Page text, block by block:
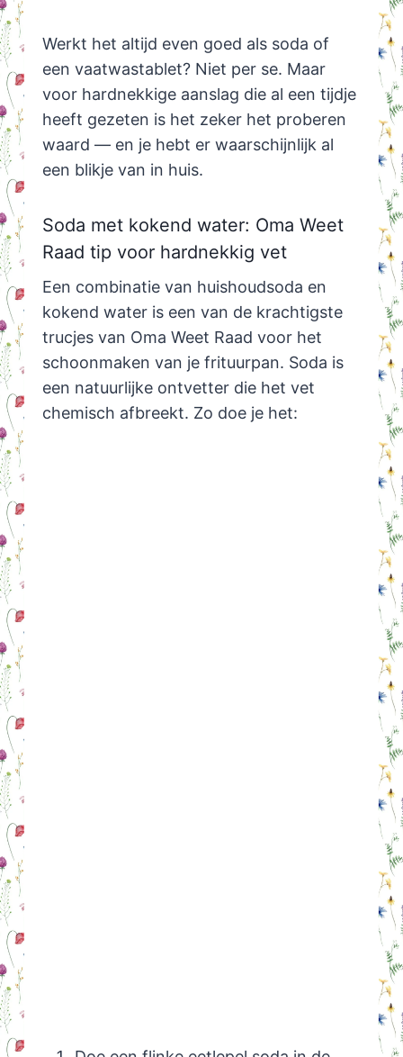
Werkt het altijd even goed als soda of
een vaatwastablet? Niet per se. Maar
voor hardnekkige aanslag die al een tijdje
heeft gezeten is het zeker het proberen
waard — en je hebt er waarschijnlijk al
een blikje van in huis.
Soda met kokend water: Oma Weet
Raad tip voor hardnekkig vet
Een combinatie van huishoudsoda en
kokend water is een van de krachtigste
trucjes van Oma Weet Raad voor het
schoonmaken van je frituurpan. Soda is
een natuurlijke ontvetter die het vet
chemisch afbreekt. Zo doe je het: